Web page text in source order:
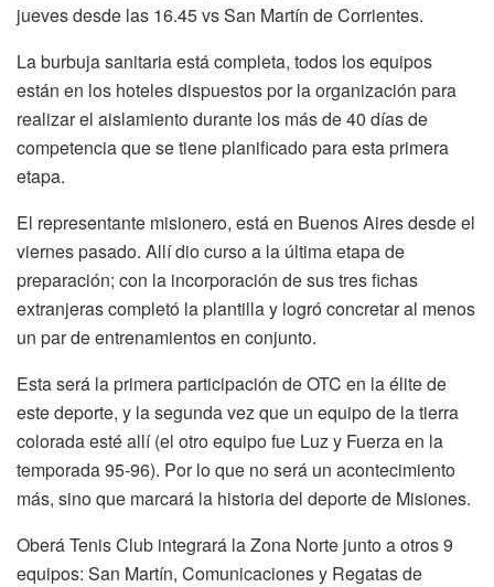
jueves desde las 16.45 vs San Martín de Corrientes.
La burbuja sanitaria está completa, todos los equipos
están en los hoteles dispuestos por la organización para
realizar el aislamiento durante los más de 40 días de
competencia que se tiene planificado para esta primera
etapa.
El representante misionero, está en Buenos Aires desde el
viernes pasado. Allí dio curso a la última etapa de
preparación; con la incorporación de sus tres fichas
extranjeras completó la plantilla y logró concretar al menos
un par de entrenamientos en conjunto.
Esta será la primera participación de OTC en la élite de
este deporte, y la segunda vez que un equipo de la tierra
colorada esté allí (el otro equipo fue Luz y Fuerza en la
temporada 95-96). Por lo que no será un acontecimiento
más, sino que marcará la historia del deporte de Misiones.
Oberá Tenis Club integrará la Zona Norte junto a otros 9
equipos: San Martín, Comunicaciones y Regatas de